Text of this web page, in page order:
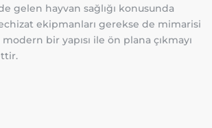
gelen hayvan sağlığı konusunda
ekipmanları gerekse de mimarisi
bir yapısı ile ön plana çıkmayı